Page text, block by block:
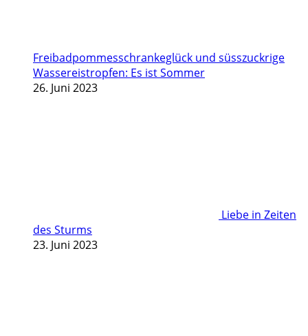
Freibadpommesschrankeglück und süsszuckrige
Wassereistropfen: Es ist Sommer
26. Juni 2023
Liebe in Zeiten
des Sturms
23. Juni 2023